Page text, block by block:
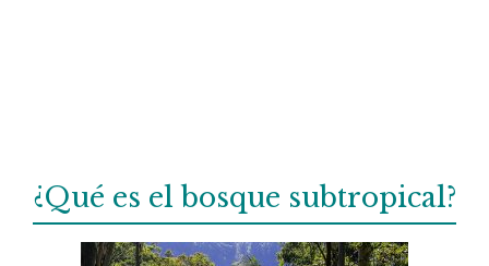
¿Qué es el bosque subtropical?